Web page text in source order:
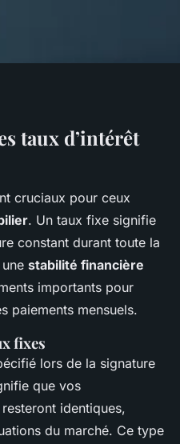
taux d'intérêt
des prêts
qu'il faut
lecture
taux d’intérêt
cruciaux pour ceux
. Un taux fixe signifie
constant durant toute la
stabilité financière
importants pour
paiements mensuels.
fixes
lors de la signature
que vos
identiques,
du marché. Ce type